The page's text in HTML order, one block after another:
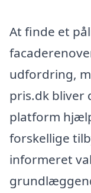
At finde et
udfordring,
pris.dk bliver
platform
forskellige
informeret